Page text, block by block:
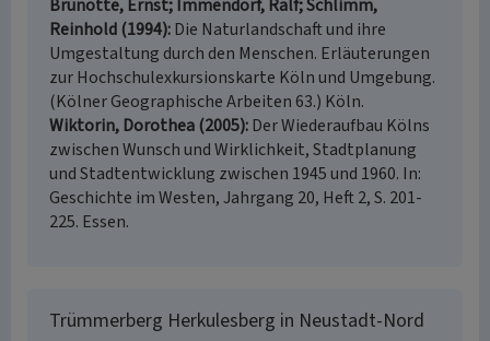
Brunotte, Ernst; Immendorf, Ralf; Schlimm,
Reinhold (1994) Die Naturlandschaft und ihre
Umgestaltung durch den Menschen. Erläuterungen
zur Hochschulexkursionskarte Köln und Umgebung.
(Kölner Geographische Arbeiten 63.) Köln.
Wiktorin, Dorothea (2005) Der Wiederaufbau Kölns
zwischen Wunsch und Wirklichkeit, Stadtplanung
und Stadtentwicklung zwischen 1945 und 1960. In:
Geschichte im Westen, Jahrgang 20, Heft 2, S. 201-
225. Essen.
Trümmerberg Herkulesberg in Neustadt-Nord